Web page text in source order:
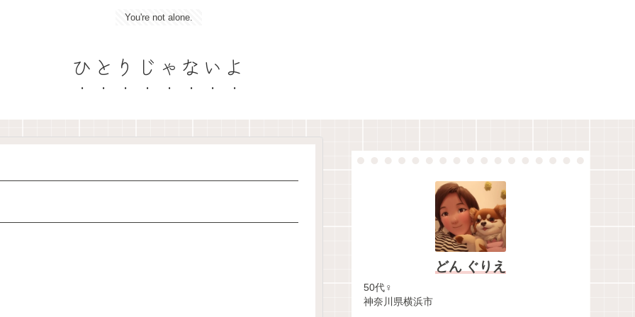
You're not alone.
ひとりじゃないよ
どん ぐりえ
50代♀
神奈川県横浜市